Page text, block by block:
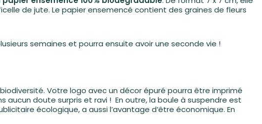
de jute. Le papier ensemencé contient des graines de fleurs
semaines et pourra ensuite avoir une seconde vie !
Votre logo avec un décor épuré pourra être imprimé
aucun doute surpris et ravi ! En outre, la boule à suspendre est
écologique, a aussi l’avantage d’être économique. En